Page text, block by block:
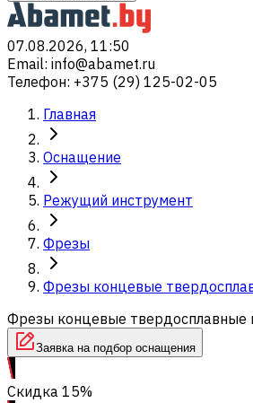
07.08.2026, 11:50
Email: info@abamet.ru
Телефон: +375 (29) 125-02-05
Главная
Оснащение
Режущий инструмент
Фрезы
Фрезы концевые
Фрезы концевые твердосплавные
Заявка на подбор оснащения
Скидка 15%